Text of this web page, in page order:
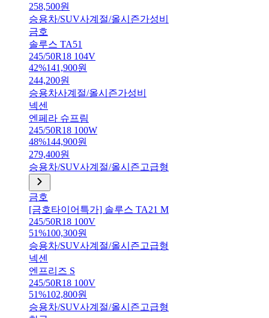
258,500원
승용차/SUV사계절/올시즌가성비
금호
솔루스 TA51
245/50R18 104V
42%141,900원
244,200원
승용차사계절/올시즌가성비
넥센
엔페라 슈프림
245/50R18 100W
48%144,900원
279,400원
승용차/SUV사계절/올시즌고급형
금호
[금호타이어특가] 솔루스 TA21 M
245/50R18 100V
51%100,300원
승용차/SUV사계절/올시즌고급형
넥센
엔프리즈 S
245/50R18 100V
51%102,800원
승용차/SUV사계절/올시즌고급형